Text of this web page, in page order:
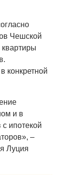
Чешской
квартиры
конкретной
и в
ипотекой
–
Луция